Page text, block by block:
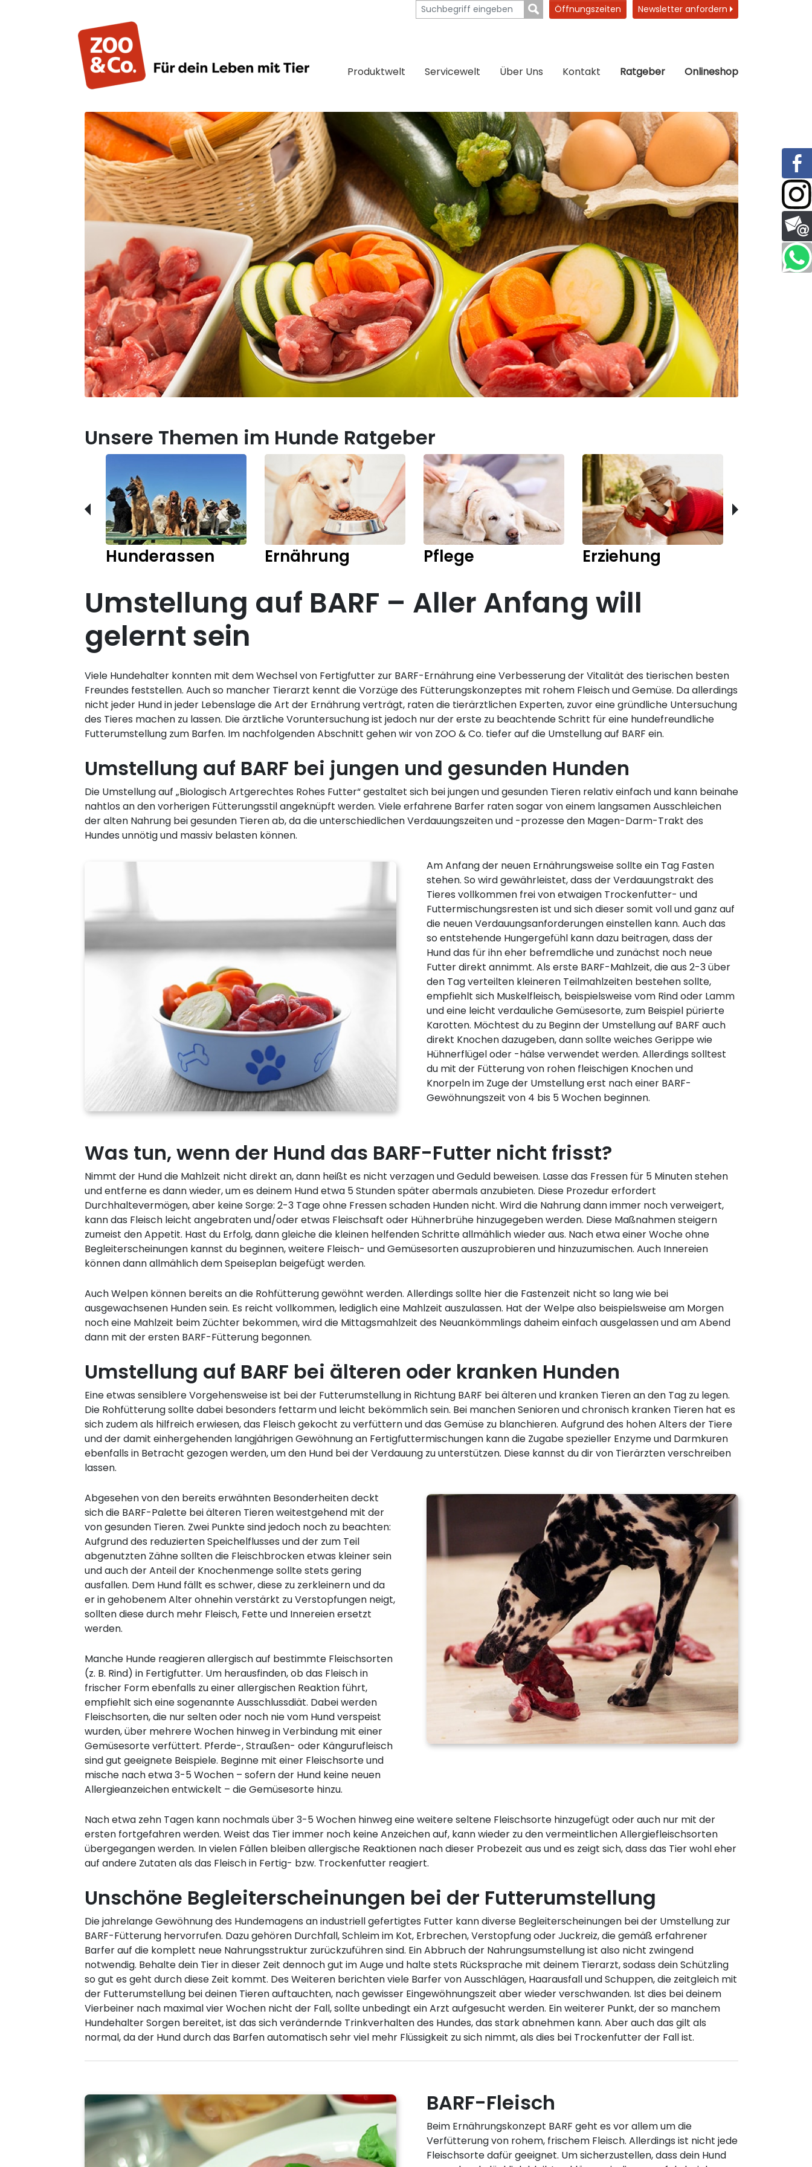
Öffnungszeiten Newsletter anfordern
Produktwelt Servicewelt Über Uns Kontakt Ratgeber Onlineshop
Unsere Themen im Hunde Ratgeber
Hunderassen Ernährung Pflege Erziehung
Umstellung auf BARF – Aller Anfang will
gelernt sein
Viele Hundehalter konnten mit dem Wechsel von Fertigfutter zur BARF-Ernährung eine Verbesserung der Vitalität des tierischen besten
Freundes feststellen. Auch so mancher Tierarzt kennt die Vorzüge des Fütterungskonzeptes mit rohem Fleisch und Gemüse. Da allerdings
nicht jeder Hund in jeder Lebenslage die Art der Ernährung verträgt, raten die tierärztlichen Experten, zuvor eine gründliche Untersuchung
des Tieres machen zu lassen. Die ärztliche Voruntersuchung ist jedoch nur der erste zu beachtende Schritt für eine hundefreundliche
Futterumstellung zum Barfen. Im nachfolgenden Abschnitt gehen wir von ZOO & Co. tiefer auf die Umstellung auf BARF ein.
Umstellung auf BARF bei jungen und gesunden Hunden
Die Umstellung auf „Biologisch Artgerechtes Rohes Futter“ gestaltet sich bei jungen und gesunden Tieren relativ einfach und kann beinahe
nahtlos an den vorherigen Fütterungsstil angeknüpft werden. Viele erfahrene Barfer raten sogar von einem langsamen Ausschleichen
der alten Nahrung bei gesunden Tieren ab, da die unterschiedlichen Verdauungszeiten und -prozesse den Magen-Darm-Trakt des
Hundes unnötig und massiv belasten können.
Am Anfang der neuen Ernährungsweise sollte ein Tag Fasten
stehen. So wird gewährleistet, dass der Verdauungstrakt des
Tieres vollkommen frei von etwaigen Trockenfutter- und
Futtermischungsresten ist und sich dieser somit voll und ganz auf
die neuen Verdauungsanforderungen einstellen kann. Auch das
so entstehende Hungergefühl kann dazu beitragen, dass der
Hund das für ihn eher befremdliche und zunächst noch neue
Futter direkt annimmt. Als erste BARF-Mahlzeit, die aus 2-3 über
den Tag verteilten kleineren Teilmahlzeiten bestehen sollte,
empfiehlt sich Muskelfleisch, beispielsweise vom Rind oder Lamm
und eine leicht verdauliche Gemüsesorte, zum Beispiel pürierte
Karotten. Möchtest du zu Beginn der Umstellung auf BARF auch
direkt Knochen dazugeben, dann sollte weiches Gerippe wie
Hühnerflügel oder -hälse verwendet werden. Allerdings solltest
du mit der Fütterung von rohen fleischigen Knochen und
Knorpeln im Zuge der Umstellung erst nach einer BARF-
Gewöhnungszeit von 4 bis 5 Wochen beginnen.
Was tun, wenn der Hund das BARF-Futter nicht frisst?
Nimmt der Hund die Mahlzeit nicht direkt an, dann heißt es nicht verzagen und Geduld beweisen. Lasse das Fressen für 5 Minuten stehen
und entferne es dann wieder, um es deinem Hund etwa 5 Stunden später abermals anzubieten. Diese Prozedur erfordert
Durchhaltevermögen, aber keine Sorge: 2-3 Tage ohne Fressen schaden Hunden nicht. Wird die Nahrung dann immer noch verweigert,
kann das Fleisch leicht angebraten und/oder etwas Fleischsaft oder Hühnerbrühe hinzugegeben werden. Diese Maßnahmen steigern
zumeist den Appetit. Hast du Erfolg, dann gleiche die kleinen helfenden Schritte allmählich wieder aus. Nach etwa einer Woche ohne
Begleiterscheinungen kannst du beginnen, weitere Fleisch- und Gemüsesorten auszuprobieren und hinzuzumischen. Auch Innereien
können dann allmählich dem Speiseplan beigefügt werden.
Auch Welpen können bereits an die Rohfütterung gewöhnt werden. Allerdings sollte hier die Fastenzeit nicht so lang wie bei
ausgewachsenen Hunden sein. Es reicht vollkommen, lediglich eine Mahlzeit auszulassen. Hat der Welpe also beispielsweise am Morgen
noch eine Mahlzeit beim Züchter bekommen, wird die Mittagsmahlzeit des Neuankömmlings daheim einfach ausgelassen und am Abend
dann mit der ersten BARF-Fütterung begonnen.
Umstellung auf BARF bei älteren oder kranken Hunden
Eine etwas sensiblere Vorgehensweise ist bei der Futterumstellung in Richtung BARF bei älteren und kranken Tieren an den Tag zu legen.
Die Rohfütterung sollte dabei besonders fettarm und leicht bekömmlich sein. Bei manchen Senioren und chronisch kranken Tieren hat es
sich zudem als hilfreich erwiesen, das Fleisch gekocht zu verfüttern und das Gemüse zu blanchieren. Aufgrund des hohen Alters der Tiere
und der damit einhergehenden langjährigen Gewöhnung an Fertigfuttermischungen kann die Zugabe spezieller Enzyme und Darmkuren
ebenfalls in Betracht gezogen werden, um den Hund bei der Verdauung zu unterstützen. Diese kannst du dir von Tierärzten verschreiben
lassen.
Abgesehen von den bereits erwähnten Besonderheiten deckt
sich die BARF-Palette bei älteren Tieren weitestgehend mit der
von gesunden Tieren. Zwei Punkte sind jedoch noch zu beachten:
Aufgrund des reduzierten Speichelflusses und der zum Teil
abgenutzten Zähne sollten die Fleischbrocken etwas kleiner sein
und auch der Anteil der Knochenmenge sollte stets gering
ausfallen. Dem Hund fällt es schwer, diese zu zerkleinern und da
er in gehobenem Alter ohnehin verstärkt zu Verstopfungen neigt,
sollten diese durch mehr Fleisch, Fette und Innereien ersetzt
werden.
Manche Hunde reagieren allergisch auf bestimmte Fleischsorten
(z. B. Rind) in Fertigfutter. Um herausfinden, ob das Fleisch in
frischer Form ebenfalls zu einer allergischen Reaktion führt,
empfiehlt sich eine sogenannte Ausschlussdiät. Dabei werden
Fleischsorten, die nur selten oder noch nie vom Hund verspeist
wurden, über mehrere Wochen hinweg in Verbindung mit einer
Gemüsesorte verfüttert. Pferde-, Straußen- oder Kängurufleisch
sind gut geeignete Beispiele. Beginne mit einer Fleischsorte und
mische nach etwa 3-5 Wochen – sofern der Hund keine neuen
Allergieanzeichen entwickelt – die Gemüsesorte hinzu.
Nach etwa zehn Tagen kann nochmals über 3-5 Wochen hinweg eine weitere seltene Fleischsorte hinzugefügt oder auch nur mit der
ersten fortgefahren werden. Weist das Tier immer noch keine Anzeichen auf, kann wieder zu den vermeintlichen Allergiefleischsorten
übergegangen werden. In vielen Fällen bleiben allergische Reaktionen nach dieser Probezeit aus und es zeigt sich, dass das Tier wohl eher
auf andere Zutaten als das Fleisch in Fertig- bzw. Trockenfutter reagiert.
Unschöne Begleiterscheinungen bei der Futterumstellung
Die jahrelange Gewöhnung des Hundemagens an industriell gefertigtes Futter kann diverse Begleiterscheinungen bei der Umstellung zur
BARF-Fütterung hervorrufen. Dazu gehören Durchfall, Schleim im Kot, Erbrechen, Verstopfung oder Juckreiz, die gemäß erfahrener
Barfer auf die komplett neue Nahrungsstruktur zurückzuführen sind. Ein Abbruch der Nahrungsumstellung ist also nicht zwingend
notwendig. Behalte dein Tier in dieser Zeit dennoch gut im Auge und halte stets Rücksprache mit deinem Tierarzt, sodass dein Schützling
so gut es geht durch diese Zeit kommt. Des Weiteren berichten viele Barfer von Ausschlägen, Haarausfall und Schuppen, die zeitgleich mit
der Futterumstellung bei deinen Tieren auftauchten, nach gewisser Eingewöhnungszeit aber wieder verschwanden. Ist dies bei deinem
Vierbeiner nach maximal vier Wochen nicht der Fall, sollte unbedingt ein Arzt aufgesucht werden. Ein weiterer Punkt, der so manchem
Hundehalter Sorgen bereitet, ist das sich verändernde Trinkverhalten des Hundes, das stark abnehmen kann. Aber auch das gilt als
normal, da der Hund durch das Barfen automatisch sehr viel mehr Flüssigkeit zu sich nimmt, als dies bei Trockenfutter der Fall ist.
BARF-Fleisch
Beim Ernährungskonzept BARF geht es vor allem um die
Verfütterung von rohem, frischem Fleisch. Allerdings ist nicht jede
Fleischsorte dafür geeignet. Um sicherzustellen, dass dein Hund